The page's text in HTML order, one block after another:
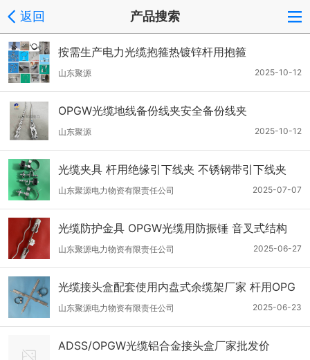
返回 产品搜索
按需生产电力光缆抱箍热镀锌杆用抱箍
2025-10-12
山东聚源
OPGW光缆地线备份线夹安全备份线夹
2025-10-12
山东聚源
光缆夹具 杆用绝缘引下线夹 不锈钢带引下线夹
2025-07-07
山东聚源电力物资有限责任公司
光缆防护金具 OPGW光缆用防振锤 音叉式结构
2025-06-27
山东聚源电力物资有限责任公司
光缆接头盒配套使用内盘式余缆架厂家 杆用OPG
W富余盘缆架
2025-06-23
山东聚源电力物资有限责任公司
ADSS/OPGW光缆铝合金接头盒厂家批发价